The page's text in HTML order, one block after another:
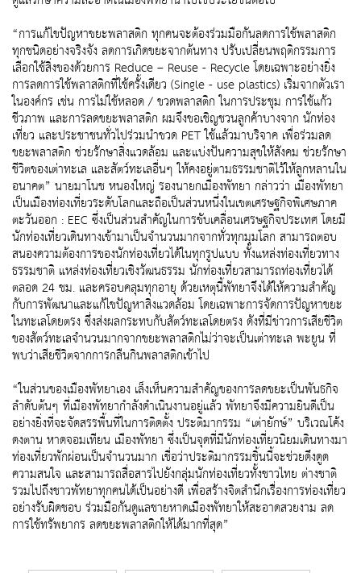
“การแก้ไขปัญหาขยะพลาสติก ทุกคนจะต้องร่วมมือกันลดการใช้พลาสติก
ทุกชนิดอย่างจริงจัง ลดการเกิดขยะจากต้นทาง ปรับเปลี่ยนพฤติกรรมการ
เลือกใช้สิ่งของด้วยการ Reduce – Reuse - Recycle โดยเฉพาะอย่างยิ่ง
การลดการใช้พลาสติกที่ใช้ครั้งเดียว (Single - use plastics) เริ่มจากตัวเรา
ในองค์กร เช่น การไม่ใช้หลอด / ขวดพลาสติก ในการประชุม การใช้แก้ว
ชีวภาพ และการลดขยะพลาสติก ผมจึงขอเชิญชวนลูกค้าบางจาก นักท่อง
เที่ยว และประชาชนทั่วไปร่วมนำขวด PET ใช้แล้วมาบริจาค เพื่อร่วมลด
ขยะพลาสติก ช่วยรักษาสิ่งแวดล้อม และแบ่งปันความสุขให้สังคม ช่วยรักษา
ชีวิตของเต่าทะเล และสัตว์ทะเลอื่นๆ ให้คงอยู่ตามธรรมชาติไว้ให้ลูกหลานใน
อนาคต” นายมาโนช หนองใหญ่ รองนายกเมืองพัทยา กล่าวว่า เมืองพัทยา
เป็นเมืองท่องเที่ยวระดับโลกและถือเป็นส่วนหนึ่งในเขตเศรษฐกิจพิเศษภาค
ตะวันออก : EEC ซึ่งเป็นส่วนสำคัญในการขับเคลื่อนเศรษฐกิจประเทศ โดยมี
นักท่องเที่ยวเดินทางเข้ามาเป็นจำนวนมากจากทั่วทุกมุมโลก สามารถตอบ
สนองความต้องการของนักท่องเที่ยวได้ในทุกรูปแบบ ทั้งแหล่งท่องเที่ยวทาง
ธรรมชาติ แหล่งท่องเที่ยวเชิงวัฒนธรรม นักท่องเที่ยวสามารถท่องเที่ยวได้
ตลอด 24 ชม. และครอบคลุมทุกอายุ ด้วยเหตุนี้พัทยาจึงได้ให้ความสำคัญ
กับการพัฒนาและแก้ไขปัญหาสิ่งแวดล้อม โดยเฉพาะการจัดการปัญหาขยะ
ในทะเลโดยตรง ซึ่งส่งผลกระทบกับสัตว์ทะเลโดยตรง ดังที่มีข่าวการเสียชีวิต
ของสัตว์ทะเลจำนวนมากจากขยะพลาสติกไม่ว่าจะเป็นเต่าทะเล พะยูน ที่
พบว่าเสียชีวิตจากการกลืนกินพลาสติกเข้าไป
“ในส่วนของเมืองพัทยาเอง เล็งเห็นความสำคัญของการลดขยะเป็นพันธกิจ
ลำดับต้นๆ ที่เมืองพัทยากำลังดำเนินงานอยู่แล้ว พัทยาจึงมีความยินดีเป็น
อย่างยิ่งที่จะจัดสรรพื้นที่ในการติดตั้ง ประติมากรรม “เต่ายักษ์” บริเวณโค้ง
ดงตาน หาดจอมเทียน เมืองพัทยา ซึ่งเป็นจุดที่มีนักท่องเที่ยวนิยมเดินทางมา
ท่องเที่ยวพักผ่อนเป็นจำนวนมาก เชื่อว่าประติมากรรมชิ้นนี้จะช่วยดึงดูด
ความสนใจ และสามารถสื่อสารไปยังกลุ่มนักท่องเที่ยวทั้งชาวไทย ต่างชาติ
รวมไปถึงชาวพัทยาทุกคนได้เป็นอย่างดี เพื่อสร้างจิตสำนึกเรื่องการท่องเที่ยว
อย่างรับผิดชอบ ร่วมมือกันดูแลชายหาดเมืองพัทยาให้สะอาดสวยงาม ลด
การใช้ทรัพยากร ลดขยะพลาสติกให้ได้มากที่สุด”